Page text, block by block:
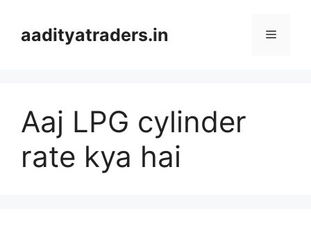
contentaadityatraders.in Menu
Aaj LPG cylinder
rate kya hai